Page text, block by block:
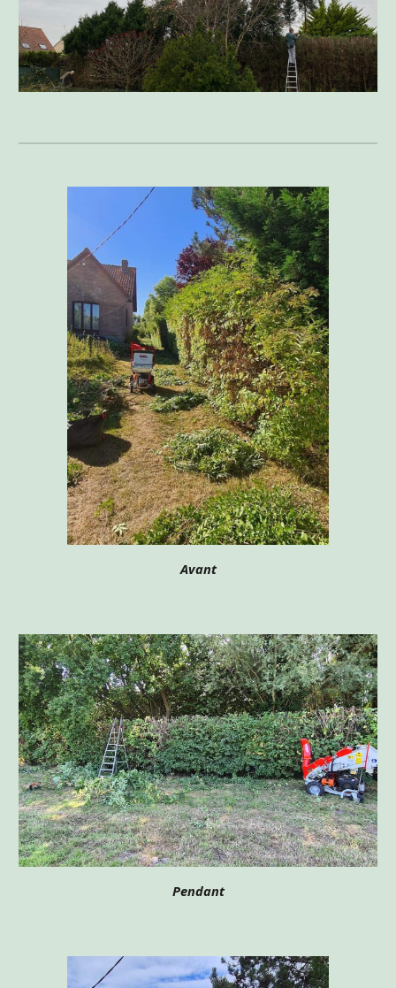
Avant
Pendant